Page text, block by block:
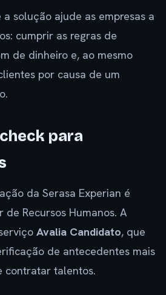
solução ajude as empresas a
cumprir as regras de
de dinheiro e, ao mesmo
por causa de um
para
da Serasa Experian é
Recursos Humanos. A
Avalia Candidato, que
de antecedentes mais
contratar talentos.